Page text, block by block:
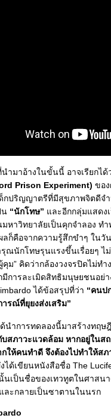
ำมาอ้างในขั้นนี้ อาจเรียกไ
Prison Experiment) ขอ
ด็กปริญญาตรีที่มีสุขภาพจิตดีจ
น “นักโทษ” ละอีกกลุ่มแสดง
หาวิทยาลัยเป็นคุกจำลอง ท
ลก็คือจากความรู้สึกขำๆ ในวั
ณนักโทษรุนแรงขึ้นเรื่อยๆ ไ
คุม” คิดว่ากล้องวงจรปิดไม่ท
มีการละเมิดสิทธิมนุษยชนอย่
ได้ข้อสรุปที่ว่า “คนป
รณ์ที่ยุยงส่งเสริม”
นำการทดลองนี้มาสร้างทฤษ
บสภาวะแวดล้อม หากอยู่ใน
ให้คนทำดี จึงต้องไปทำให้ส
ได้เขียนหนังสือชื่อ The
นเป็นชื่อของเทวทูตในศาสน
ละกลายเป็นซาตานในนรก